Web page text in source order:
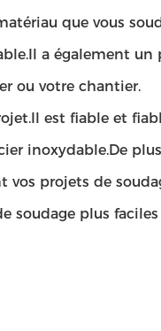
que vous
a également un
ou votre chantier.
est fiable et
inoxydable.De
projets de
soudage plus